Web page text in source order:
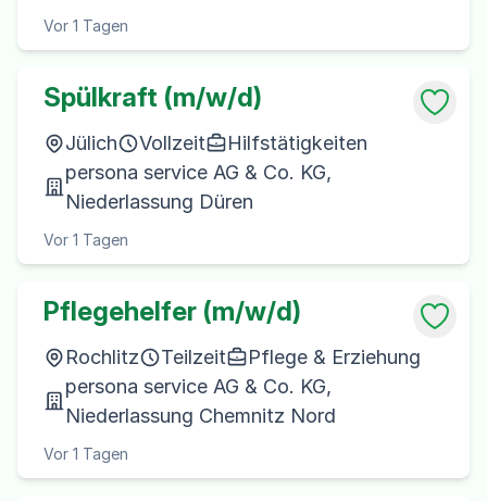
Vor 1 Tagen
Spülkraft (m/w/d)
Jülich Vollzeit
Hilfstätigkeiten
persona service AG & Co. KG,
Niederlassung Düren
Vor 1 Tagen
Pflegehelfer (m/w/d)
Rochlitz Teilzeit
Pflege & Erziehung
persona service AG & Co. KG,
Niederlassung Chemnitz Nord
Vor 1 Tagen